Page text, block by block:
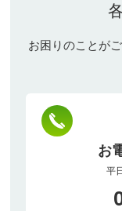
お困りのことが
お
平